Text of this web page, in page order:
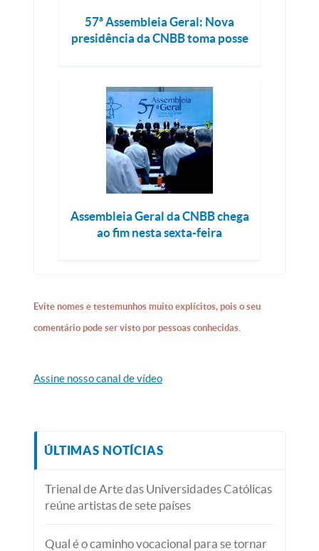
57ª Assembleia Geral: Nova
presidência da CNBB toma posse
Assembleia Geral da CNBB chega
ao fim nesta sexta-feira
Evite nomes e testemunhos muito explícitos, pois o seu
comentário pode ser visto por pessoas conhecidas.
Assine nosso canal de vídeo
ÚLTIMAS NOTÍCIAS
Trienal de Arte das Universidades Católicas
reúne artistas de sete países
Qual é o caminho vocacional para se tornar